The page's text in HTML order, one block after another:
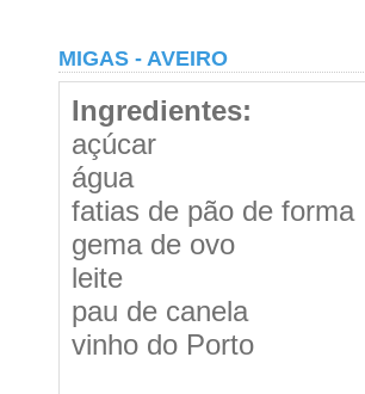
MIGAS - AVEIRO
Ingredientes:
açúcar
água
fatias de pão de forma
gema de ovo
leite
pau de canela
vinho do Porto